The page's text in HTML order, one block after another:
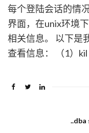
每个登陆会话的情
界面，在unix环境
相关信息。 以下是
查看信息： （1）
..dba